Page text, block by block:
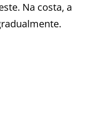
Na costa, a